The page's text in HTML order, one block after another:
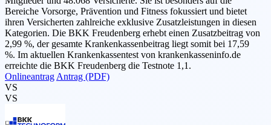
Bereiche Vorsorge, Prävention und Fitness fokussiert und bietet
ihren Versicherten zahlreiche exklusive Zusatzleistungen in diesen
Kategorien. Die BKK Freudenberg erhebt einen Zusatzbeitrag von
2,99 %, der gesamte Krankenkassenbeitrag liegt somit bei 17,59
%. Im aktuellen Krankenkassentest von krankenkasseninfo.de
erreichte die BKK Freudenberg die Testnote 1,1.
Onlineantrag Antrag (PDF)
VS
VS